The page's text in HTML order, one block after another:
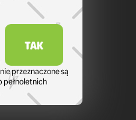
TAK
przeznaczone są
pełnoletnich